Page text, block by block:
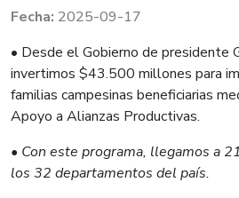
2025-09-17
• Desde el Gobierno de presidente
invertimos $43.500 millones para
familias campesinas beneficiarias
Apoyo a Alianzas Productivas.
• Con este programa, llegamos a
los 32 departamentos del país.